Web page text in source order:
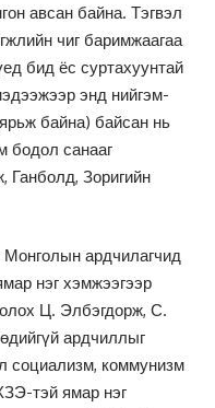
авсан байна. Тэгвэл
чиг баримжаагаа
бид ёс суртахуунтай
энд нийгэм-
байна) байсан нь
бодол санааг
Ганболд, Зоригийн
ардчилагчид
нэг хэмжээгээр
Ц. Элбэгдорж, С.
ардчиллыг
социализм, коммунизм
тэй ямар нэг